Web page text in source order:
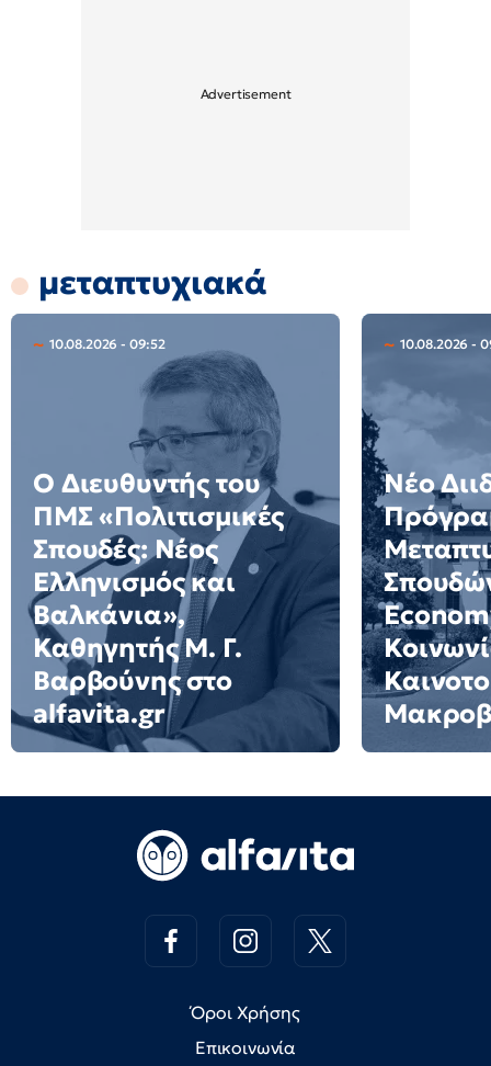
μεταπτυχιακά
10.08.2026 - 09:52
Ο Διευθυντής του
ΠΜΣ «Πολιτισμικές
Σπουδές: Νέος
Ελληνισμός και
Βαλκάνια»,
Καθηγητής Μ. Γ.
Βαρβούνης στο
alfavita.gr
10.08.2026 -
Νέο
Όροι Χρήσης
Επικοινωνία